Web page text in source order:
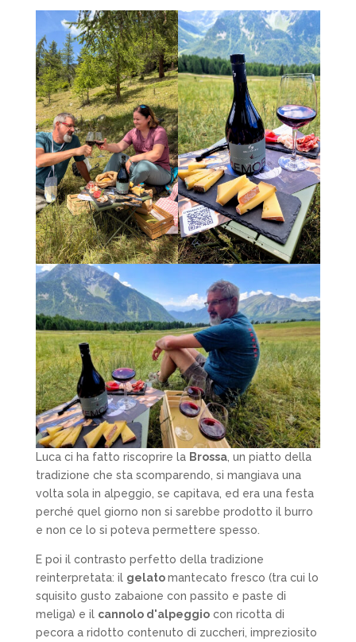
Luca ci ha fatto riscoprire la Brossa, un piatto della
tradizione che sta scomparendo, si mangiava una
volta sola in alpeggio, se capitava, ed era una festa
perché quel giorno non si sarebbe prodotto il burro
e non ce lo si poteva permettere spesso.
E poi il contrasto perfetto della tradizione
reinterpretata: il gelatomantecato fresco (tra cui lo
squisito gusto zabaione con passito e paste di
meliga) e il cannolo d'alpeggiocon ricotta di
pecora a ridotto contenuto di zuccheri, impreziosito